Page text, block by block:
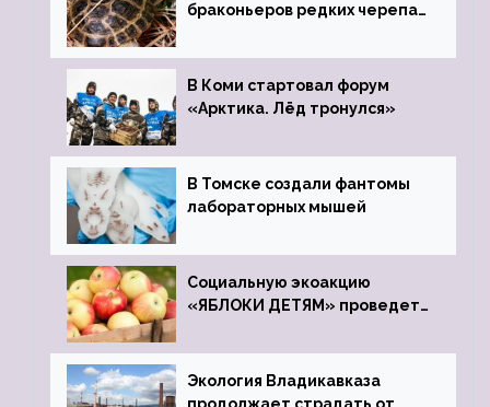
браконьеров редких черепах
зоопарк
В Коми стартовал форум
«Арктика. Лёд тронулся»
В Томске создали фантомы
лабораторных мышей
Социальную экоакцию
«ЯБЛОКИ ДЕТЯМ» проведет
Экология Владикавказа